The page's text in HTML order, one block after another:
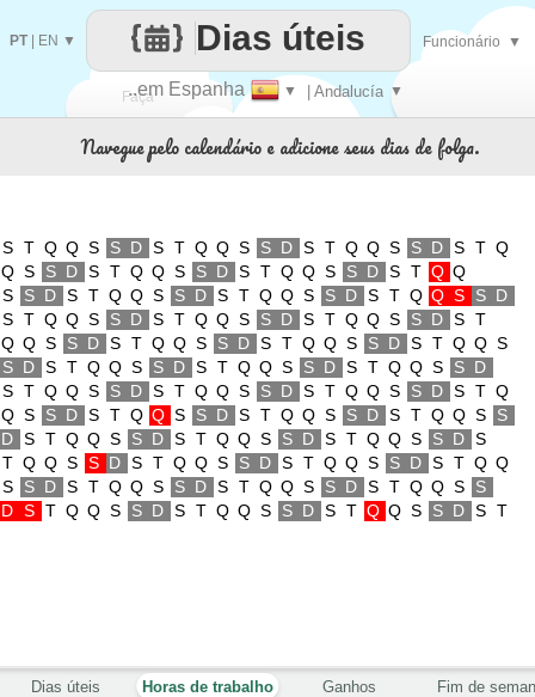
Faça
..em Espanha ▼ | Andalucía ▼
Dias úteis
PT| EN ▼ Funcionário ▼
Navegue pelo calendário e adicione seus dias de folga.
S T Q Q S S D S T Q Q S S D S T Q Q S S D S T Q
Q S S D S T Q Q S S D S T Q Q S S D S T Q Q
S
S D S T Q Q S S D S T Q Q S S D S T Q Q S S D
S T Q Q S S D S T Q Q S S D S T Q Q S S D S T
Q Q S S D S T Q Q S S D S T Q Q S S D S T Q Q S
S D S T Q Q S S D S T Q Q S S D S T Q Q S S D
S T Q Q S S D S T Q Q S S D S T Q Q S S D S T Q
Q S S D S T Q Q S S D S T Q Q S S D S T Q Q S
S
D S T Q Q S S D S T Q Q S S D S T Q Q S S D S
T Q Q S S D S T Q Q S S D S T Q Q S S D S T Q Q
S
S D S T Q Q S S D S T Q Q S S D S T Q Q S
S
D S T Q Q S S D S T Q Q S S D S T Q Q S S D S T
Dias úteis Horas de trabalho Ganhos Fim de